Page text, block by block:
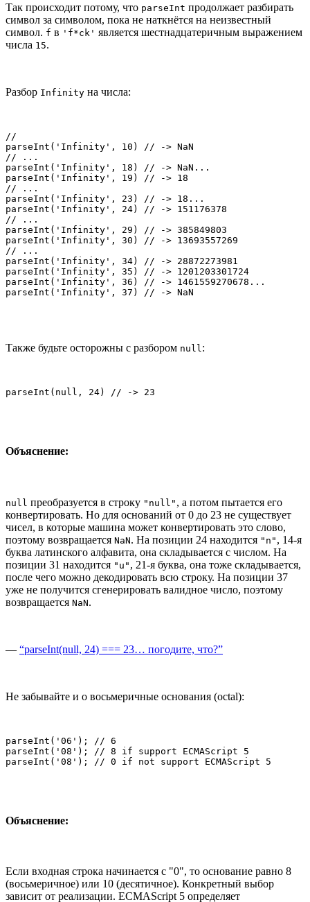
Так происходит потому, что parseInt продолжает разбирать
символ за символом, пока не наткнётся на неизвестный
символ. f в 'f*ck' является шестнадцатеричным выражением
числа 15.
Разбор Infinity на числа:
//
parseInt('Infinity', 10) // -> NaN
// ...
parseInt('Infinity', 18) // -> NaN...
parseInt('Infinity', 19) // -> 18
// ...
parseInt('Infinity', 23) // -> 18...
parseInt('Infinity', 24) // -> 151176378
// ...
parseInt('Infinity', 29) // -> 385849803
parseInt('Infinity', 30) // -> 13693557269
// ...
parseInt('Infinity', 34) // -> 28872273981
parseInt('Infinity', 35) // -> 1201203301724
parseInt('Infinity', 36) // -> 1461559270678...
parseInt('Infinity', 37) // -> NaN
Также будьте осторожны с разбором null :
parseInt(null, 24) // -> 23
Объяснение:
null преобразуется в строку "null" , а потом пытается его
конвертировать. Но для оснований от 0 до 23 не существует
чисел, в которые машина может конвертировать это слово,
поэтому возвращается NaN. На позиции 24 находится "n" , 14-я
буква латинского алфавита, она складывается с числом. На
позиции 31 находится "u" , 21-я буква, она тоже складывается,
после чего можно декодировать всю строку. На позиции 37
уже не получится сгенерировать валидное число, поэтому
возвращается NaN.
— “parseInt(null, 24) === 23… погодите, что?”
Не забывайте и о восьмеричные основания (octal):
parseInt('06'); // 6
parseInt('08'); // 8 if support ECMAScript 5
parseInt('08'); // 0 if not support ECMAScript 5
Объяснение:
Если входная строка начинается с "0", то основание равно 8
(восьмеричное) или 10 (десятичное). Конкретный выбор
зависит от реализации. ECMAScript 5 определяет